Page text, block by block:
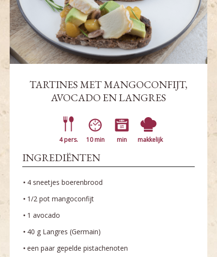
TARTINES MET MANGOCONFIJT,
AVOCADO EN LANGRES
4 pers. 10 min min makkelijk
INGREDIËNTEN
4 sneetjes boerenbrood
1/2 pot mangoconfijt
1 avocado
40 g Langres (Germain)
een paar gepelde pistachenoten